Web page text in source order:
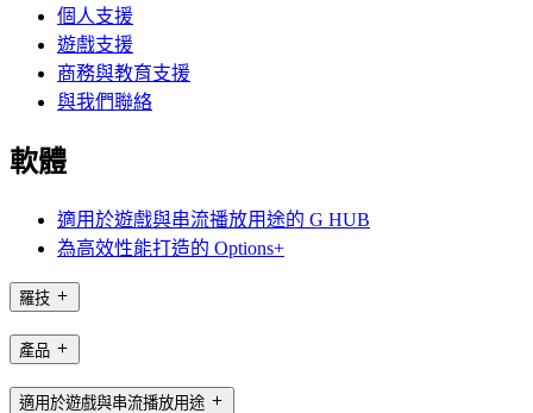
個人支援
遊戲支援
商務與教育支援
與我們聯絡
軟體
適用於遊戲與串流播放用途的 G HUB
為高效性能打造的 Options+
羅技
產品
適用於遊戲與串流播放用途